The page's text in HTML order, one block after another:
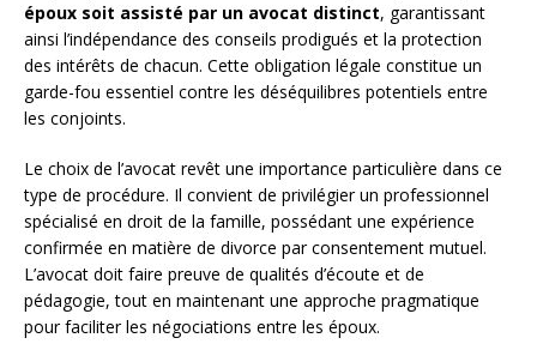
époux soit assisté par un avocat distinct, garantissant
ainsi l’indépendance des conseils prodigués et la protection
des intérêts de chacun. Cette obligation légale constitue un
garde-fou essentiel contre les déséquilibres potentiels entre
les conjoints.
Le choix de l’avocat revêt une importance particulière dans ce
type de procédure. Il convient de privilégier un professionnel
spécialisé en droit de la famille, possédant une expérience
confirmée en matière de divorce par consentement mutuel.
L’avocat doit faire preuve de qualités d’écoute et de
pédagogie, tout en maintenant une approche pragmatique
pour faciliter les négociations entre les époux.